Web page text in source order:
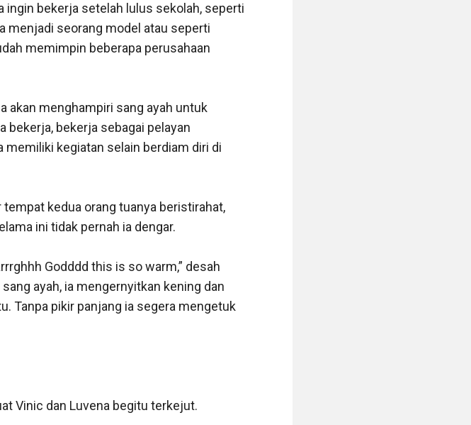
ingin bekerja setelah lulus sekolah, seperti
menjadi seorang model atau seperti
memimpin beberapa perusahaan
akan menghampiri sang ayah untuk
bekerja, bekerja sebagai pelayan
memiliki kegiatan selain berdiam diri di
kedua orang tuanya beristirahat,
ini tidak pernah ia dengar.
Godddd this is so warm,” desah
ayah, ia mengernyitkan kening dan
Tanpa pikir panjang ia segera mengetuk
Vinic dan Luvena begitu terkejut.